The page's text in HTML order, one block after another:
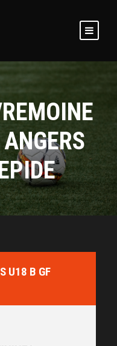
U18 B GF